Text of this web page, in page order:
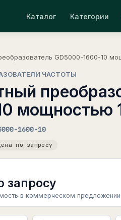
Каталог Категории
GD5000-1600-10
ЧАСТОТЫ
мощностью
1600-10
по запросу
запросу
в коммерческом предложении.